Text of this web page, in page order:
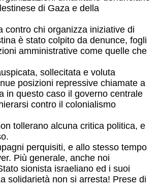
di Gaza e della
contro chi organizza iniziative di
è stato colpito da denunce, fogli
amministrative come quelle che
sollecitata e voluta
posizioni repressive chiamate a
in questo caso il governo centrale
contro il colonialismo
tollerano alcuna critica politica, e
perquisiti, e allo stesso tempo
Più generale, anche noi
sionista israeliano ed i suoi
solidarietà non si arresta! Prese di